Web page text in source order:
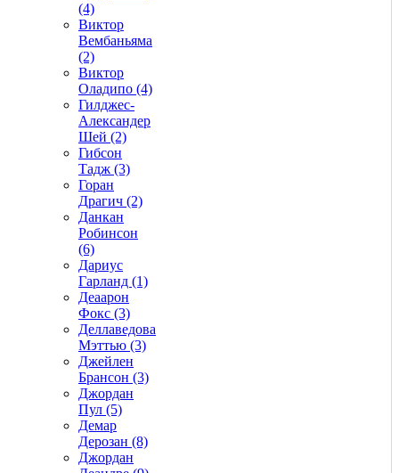
(4)
Виктор
Вембаньяма
(2)
Виктор
Оладипо (4)
Гилджес-
Александер
Шей (2)
Гибсон
Тадж (3)
Горан
Драгич (2)
Данкан
Робинсон
(6)
Дариус
Гарланд (1)
Деаарон
Фокс (3)
Деллаведова
Мэттью (3)
Джейлен
Брансон (3)
Джордан
Пул (5)
Демар
Дерозан (8)
Джордан